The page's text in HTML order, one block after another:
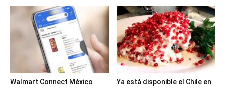
Walmart Connect México
Ya está disponible el Chile en